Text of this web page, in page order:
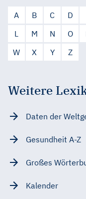
A B C D
L
M N O
W
X Y Z
Weitere
Daten der
Gesundheit A-Z
Großes
Kalender